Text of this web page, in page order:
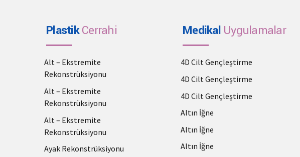
PlastikCerrahi
Alt – Ekstremite
Rekonstrüksiyonu
Alt – Ekstremite
Rekonstrüksiyonu
Alt – Ekstremite
Rekonstrüksiyonu
Ayak Rekonstrüksiyonu
Medikal Uygulamalar
4D Cilt Gençleştirme
4D Cilt Gençleştirme
4D Cilt Gençleştirme
Altın İğne
Altın İğne
Altın İğne